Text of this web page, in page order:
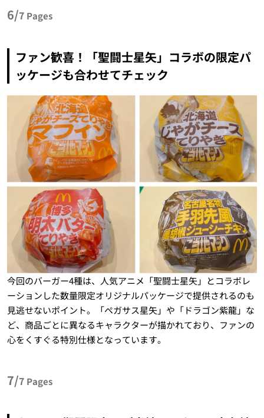
6/7 Pages
ファン歓喜！「聖闘士星矢」コラボの限定パ
ッケージも合わせてチェック
今回のバーガー4種は、人気アニメ「聖闘士星矢」とコラボレ
ーションした数量限定オリジナルパッケージで提供されるのも
見逃せないポイント。「ペガサス星矢」や「ドラゴン紫龍」な
ど、商品ごとに異なるキャラクターが描かれており、ファンの
心をくすぐる特別仕様となっています。
7/7 Pages